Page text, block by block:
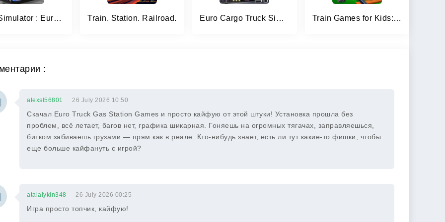
Truck Simulator : Europe Train. Station. Railroad. Euro Cargo Truck Simulator 3D Train Games for Kids: station
:
alexsl56801 26 July 2026 10:50
Скачал Euro Truck Gas Station Games и просто кайфую от этой штуки! Установка прошла без
проблем, всё летает, багов нет, графика шикарная. Гоняешь на огромных тягачах, заправляешься,
битком забиваешь грузами — прям как в реале. Кто-нибудь знает, есть ли тут какие-то фишки, чтобы
еще больше кайфануть с игрой?
atalalykin348 26 July 2026 00:25
Игра просто топчик, кайфую!